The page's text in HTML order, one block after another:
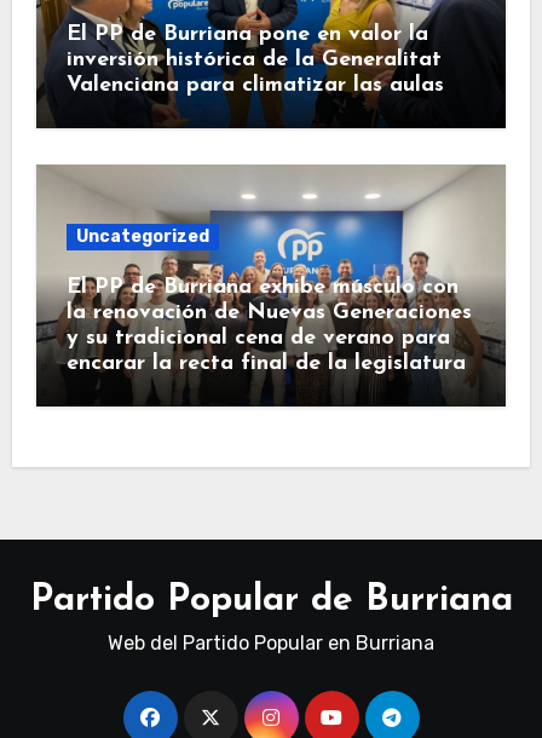
El PP de Burriana pone en valor la
inversión histórica de la Generalitat
Valenciana para climatizar las aulas
Uncategorized
El PP de Burriana exhibe músculo con
la renovación de Nuevas Generaciones
y su tradicional cena de verano para
encarar la recta final de la legislatura
Partido Popular de Burriana
Web del Partido Popular en Burriana